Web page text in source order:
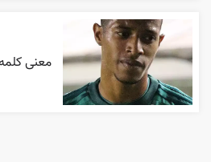
معنی